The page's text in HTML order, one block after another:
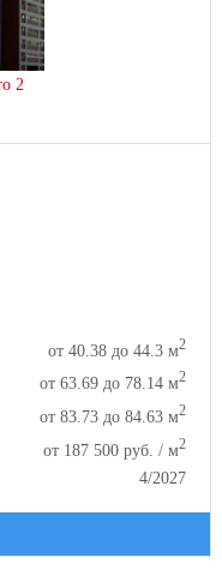
от 40.38 до 44.3 м2
от 63.69 до 78.14 м2
от 83.73 до 84.63 м2
от 187 500 руб. / м2
4/2027